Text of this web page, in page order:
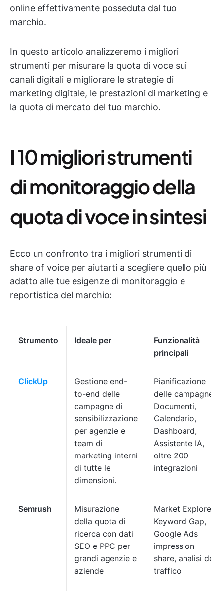
online effettivamente posseduta dal tuo
marchio.
In questo articolo analizzeremo i migliori
strumenti per misurare la quota di voce sui
canali digitali e migliorare le strategie di
marketing digitale, le prestazioni di marketing e
la quota di mercato del tuo marchio.
I 10 migliori strumenti
di monitoraggio della
quota di voce in sintesi
Ecco un confronto tra i migliori strumenti di
share of voice per aiutarti a scegliere quello più
adatto alle tue esigenze di monitoraggio e
reportistica del marchio:
Strumento Ideale per
Funzionalità
principali
ClickUp
Gestione end-
to-end delle
campagne di
sensibilizzazione
per agenzie e
team di
marketing interni
di tutte le
dimensioni.
Pianificazione
delle campagne,
Documenti,
Calendario,
Dashboard,
Assistente IA,
oltre 200
integrazioni
Semrush
Misurazione
della quota di
ricerca con dati
SEO e PPC per
grandi agenzie e
aziende
Market Explorer,
Keyword Gap,
Google Ads
impression
share, analisi del
traffico